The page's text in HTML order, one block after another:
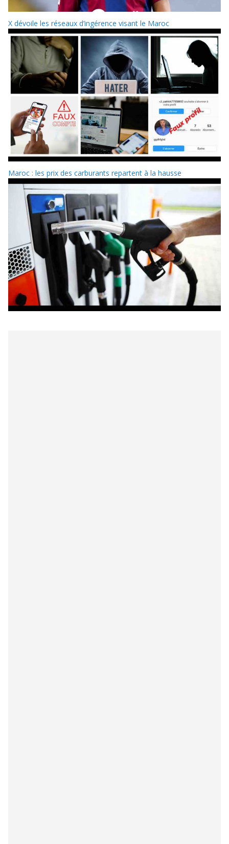
X dévoile les réseaux d’ingérence visant le Maroc
Maroc : les prix des carburants repartent à la hausse